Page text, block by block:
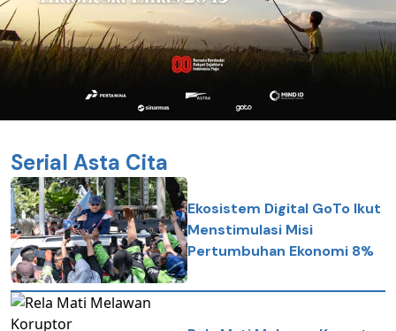
Serial Asta Cita
Ekosistem Digital GoTo Ikut
Menstimulasi Misi
Pertumbuhan Ekonomi 8%